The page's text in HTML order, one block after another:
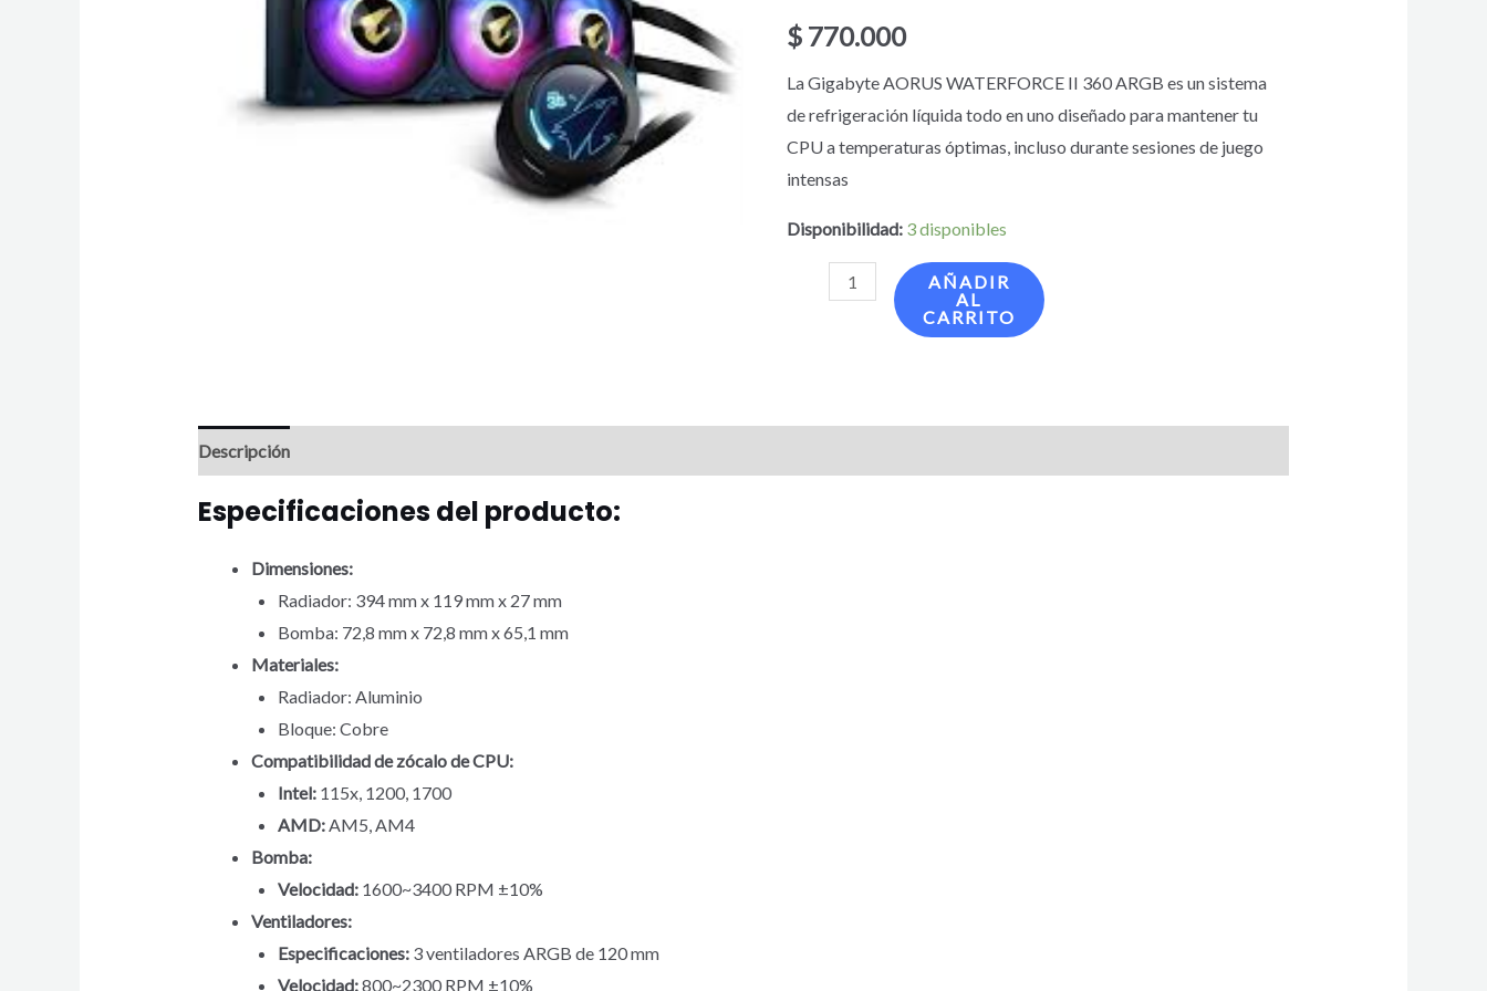
$ 770.000
La Gigabyte AORUS WATERFORCE II 360 ARGB es un sistema
de refrigeración líquida todo en uno diseñado para mantener tu
CPU a temperaturas óptimas, incluso durante sesiones de juego
intensas
Disponibilidad: 3 disponibles
AÑADIR
AL
CARRITO
Descripción
Especificaciones del producto:
Dimensiones:
Radiador: 394 mm x 119 mm x 27 mm
Bomba: 72,8 mm x 72,8 mm x 65,1 mm
Materiales:
Radiador: Aluminio
Bloque: Cobre
Compatibilidad de zócalo de CPU:
Intel:115x, 1200, 1700
AMD:AM5, AM4
Bomba:
Velocidad:1600~3400 RPM ±10%
Ventiladores:
Especificaciones:3 ventiladores ARGB de 120 mm
Velocidad:800~2300 RPM ±10%